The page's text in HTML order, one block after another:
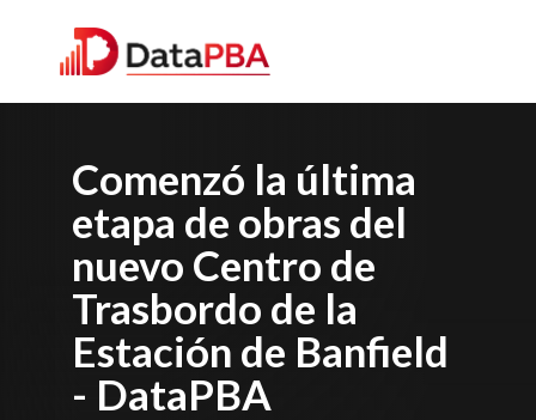
Comenzó la última
etapa de obras del
nuevo Centro de
Trasbordo de la
Estación de Banfield
- DataPBA